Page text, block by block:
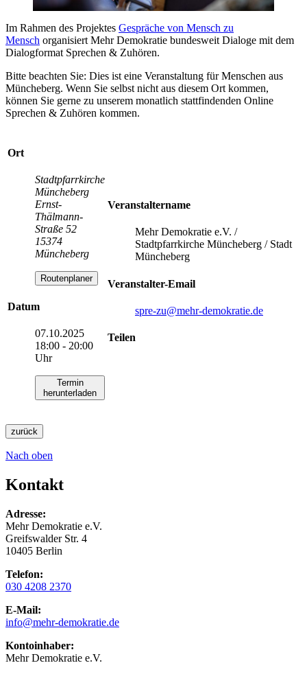
Im Rahmen des Projektes Gespräche von Mensch zu
Mensch organisiert Mehr Demokratie bundesweit Dialoge mit dem
Dialogformat Sprechen & Zuhören.
Bitte beachten Sie: Dies ist eine Veranstaltung für Menschen aus
Müncheberg. Wenn Sie selbst nicht aus diesem Ort kommen,
können Sie gerne zu unserem monatlich stattfindenden Online
Sprechen & Zuhören kommen.
Ort
Stadtpfarrkirche
Müncheberg
Ernst-
Thälmann-
Straße 52
15374
Müncheberg
Routenplaner
Datum
07.10.2025
18:00 - 20:00
Uhr
Termin
herunterladen
Veranstaltername
Mehr Demokratie e.V. /
Stadtpfarrkirche Müncheberg / Stadt
Müncheberg
Veranstalter-Email
spre-zu@mehr-demokratie.de
Teilen
zurück
Nach oben
Kontakt
Adresse:
Mehr Demokratie e.V.
Greifswalder Str. 4
10405 Berlin
Telefon:
030 4208 2370
E-Mail:
info@mehr-demokratie.de
Kontoinhaber:
Mehr Demokratie e.V.